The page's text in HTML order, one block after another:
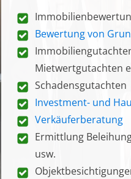
Bewertung von
Mietwertgutachten
Schadensgutachten
Investment- und
Verkäuferberatung
Ermittlung
usw.